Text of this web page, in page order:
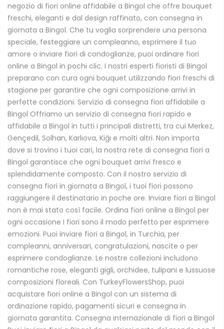
negozio di fiori online affidabile a Bingol che offre bouquet
freschi, eleganti e dal design raffinato, con consegna in
giornata a Bingol. Che tu voglia sorprendere una persona
speciale, festeggiare un compleanno, esprimere il tuo
amore o inviare fiori di condoglianze, puoi ordinare fiori
online a Bingol in pochi clic. I nostri esperti fioristi di Bingol
preparano con cura ogni bouquet utilizzando fiori freschi di
stagione per garantire che ogni composizione arrivi in
perfette condizioni. Servizio di consegna fiori affidabile a
Bingol Offriamo un servizio di consegna fiori rapido e
affidabile a Bingol in tutti i principali distretti, tra cui Merkez,
Gençedil, Solhan, Karlıova, Kiğı e molti altri. Non importa
dove si trovino i tuoi cari, la nostra rete di consegna fiori a
Bingol garantisce che ogni bouquet arrivi fresco e
splendidamente composto. Con il nostro servizio di
consegna fiori in giornata a Bingol, i tuoi fiori possono
raggiungere il destinatario in poche ore. Inviare fiori a Bingol
non è mai stato così facile. Ordina fiori online a Bingol per
ogni occasione I fiori sono il modo perfetto per esprimere
emozioni. Puoi inviare fiori a Bingol, in Turchia, per
compleanni, anniversari, congratulazioni, nascite o per
esprimere condoglianze. Le nostre collezioni includono
romantiche rose, eleganti gigli, orchidee, tulipani e lussuose
composizioni floreali. Con TurkeyFlowersShop, puoi
acquistare fiori online a Bingol con un sistema di
ordinazione rapido, pagamenti sicuri e consegna in
giornata garantita. Consegna internazionale di fiori a Bingol